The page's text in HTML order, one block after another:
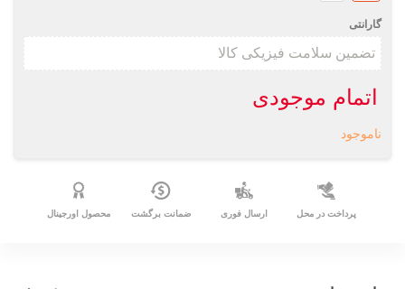
گارانتی
اتمام موجودی
ناموجود
پرداخت در محل ارسال فوری ضمانت برگشت محصول اورجینال